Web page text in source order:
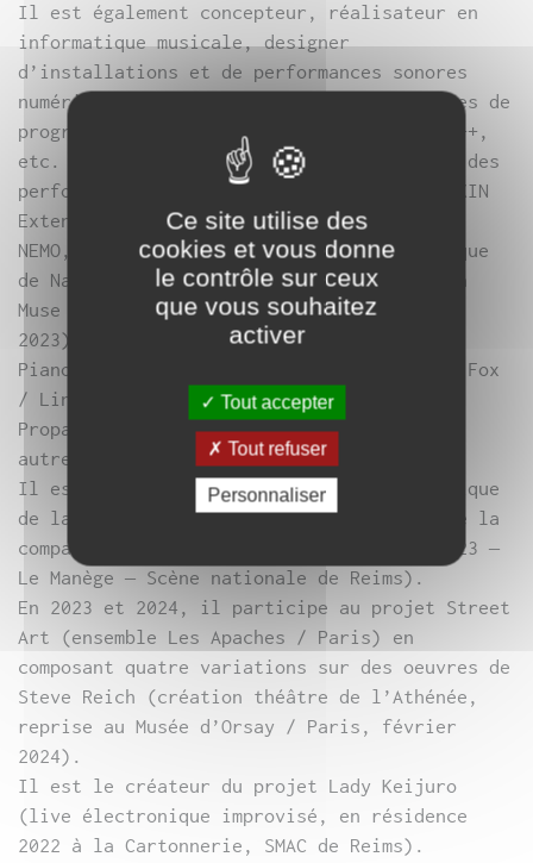
Il est également concepteur, réalisateur en
informatique musicale, designer
d’installations et de performances sonores
numériques, par sa connaissance de langages de
programmation tels que MaxMSP, Arduino, C++,
etc. Il est ainsi le concepteur numérique des
performances et installations FIXIN et FIXIN
Extended de Sylvain Darrifourcq (Biennale
NEMO, Scène nationale d’Orléans, Lieu Unique
de Nantes, etc), Arc de Julien Desprez (La
Muse en Circuit, création festival Musica,
2023) et a collaboré aux créations
PianoMachine (Claudine Simon), MiMo (Rémi Fox
/ Linda Olah) ou encore Paysage de
Propagations (Christian Sebille), entre
autres.
Il est le compositeur et conseiller numérique
de la création chorégraphique, Big Bang de la
compagnie Cognitive Overload (création 2023 –
Le Manège – Scène nationale de Reims).
En 2023 et 2024, il participe au projet Street
Art (ensemble Les Apaches / Paris) en
composant quatre variations sur des oeuvres de
Steve Reich (création théâtre de l’Athénée,
reprise au Musée d’Orsay / Paris, février
2024).
Il est le créateur du projet Lady Keijuro
(live électronique improvisé, en résidence
2022 à la Cartonnerie, SMAC de Reims).
Ce site utilise des
cookies et vous donne
le contrôle sur ceux
que vous souhaitez
activer
Tout accepter
Tout refuser
Personnaliser